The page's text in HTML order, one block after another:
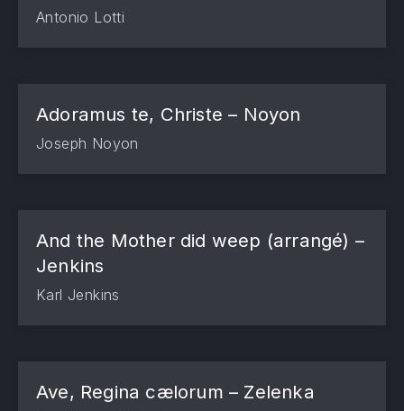
Antonio Lotti
Adoramus te, Christe – Noyon
Joseph Noyon
And the Mother did weep (arrangé) –
Jenkins
Karl Jenkins
Ave, Regina cælorum – Zelenka